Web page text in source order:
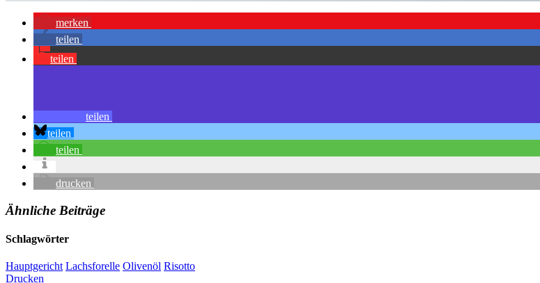
merken
teilen
teilen
teilen
teilen
teilen
drucken
Ähnliche Beiträge
Schlagwörter
Hauptgericht Lachsforelle Olivenöl Risotto
Drucken